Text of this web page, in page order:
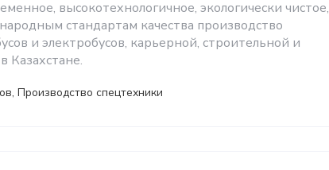
высокотехнологичное, экологически чистое,
стандартам качества производство
и электробусов, карьерной, строительной и
Казахстане.
Производство спецтехники